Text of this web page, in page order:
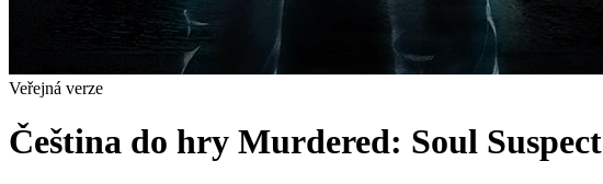
Veřejná verze
Čeština do hry Murdered: Soul Suspect